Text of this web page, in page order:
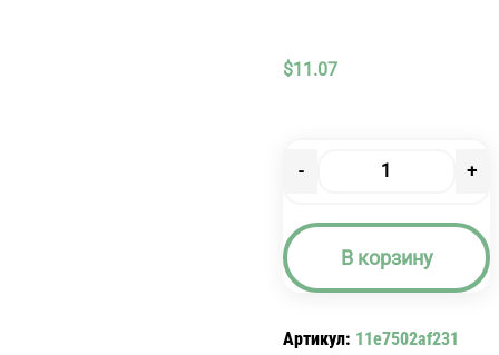
$11.07
-
СУПРАСТИН
(ТАБЛ.
25
№20)
+
В корзину
Артикул: 11e7502af231